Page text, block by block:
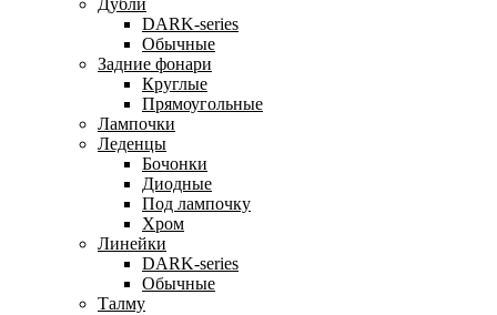
Дубли
DARK-series
Обычные
Задние фонари
Круглые
Прямоугольные
Лампочки
Леденцы
Бочонки
Диодные
Под лампочку
Хром
Линейки
DARK-series
Обычные
Талму